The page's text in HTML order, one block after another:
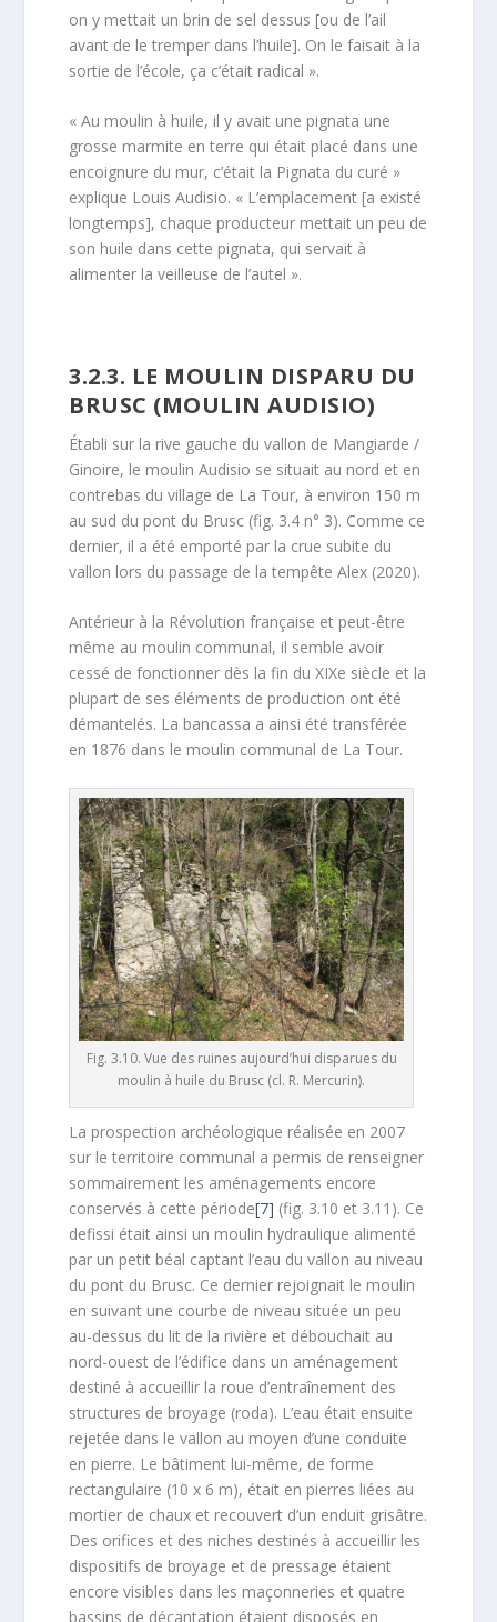
on y mettait un brin de sel dessus [ou de l’ail
avant de le tremper dans l’huile]. On le faisait à la
sortie de l’école, ça c’était radical ».
« Au moulin à huile, il y avait une pignata une
grosse marmite en terre qui était placé dans une
encoignure du mur, c’était la Pignata du curé »
explique Louis Audisio. « L’emplacement [a existé
longtemps], chaque producteur mettait un peu de
son huile dans cette pignata, qui servait à
alimenter la veilleuse de l’autel ».
3.2.3. LE MOULIN DISPARU DU
BRUSC (MOULIN AUDISIO)
Établi sur la rive gauche du vallon de Mangiarde /
Ginoire, le moulin Audisio se situait au nord et en
contrebas du village de La Tour, à environ 150 m
au sud du pont du Brusc (fig. 3.4 n° 3). Comme ce
dernier, il a été emporté par la crue subite du
vallon lors du passage de la tempête Alex (2020).
Antérieur à la Révolution française et peut-être
même au moulin communal, il semble avoir
cessé de fonctionner dès la fin du XIXe siècle et la
plupart de ses éléments de production ont été
démantelés. La bancassa a ainsi été transférée
en 1876 dans le moulin communal de La Tour.
Fig. 3.10. Vue des ruines aujourd’hui disparues du
moulin à huile du Brusc (cl. R. Mercurin).
La prospection archéologique réalisée en 2007
sur le territoire communal a permis de renseigner
sommairement les aménagements encore
conservés à cette période[7] (fig. 3.10 et 3.11). Ce
defissi était ainsi un moulin hydraulique alimenté
par un petit béal captant l’eau du vallon au niveau
du pont du Brusc. Ce dernier rejoignait le moulin
en suivant une courbe de niveau située un peu
au-dessus du lit de la rivière et débouchait au
nord-ouest de l’édifice dans un aménagement
destiné à accueillir la roue d’entraînement des
structures de broyage (roda). L’eau était ensuite
rejetée dans le vallon au moyen d’une conduite
en pierre. Le bâtiment lui-même, de forme
rectangulaire (10 x 6 m), était en pierres liées au
mortier de chaux et recouvert d’un enduit grisâtre.
Des orifices et des niches destinés à accueillir les
dispositifs de broyage et de pressage étaient
encore visibles dans les maçonneries et quatre
bassins de décantation étaient disposés en